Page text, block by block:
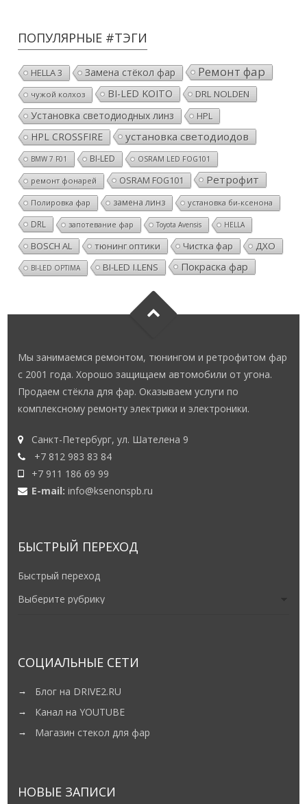
ПОПУЛЯРНЫЕ #ТЭГИ
HELLA 3 Замена стёкол фар Ремонт фар
чужой колхоз BI-LED KOITO DRL NOLDEN
Установка светодиодных линз HPL
HPL CROSSFIRE установка светодиодов
BMW 7 F01 BI-LED OSRAM LED FOG101
ремонт фонарей OSRAM FOG101 Ретрофит
Полировка фар замена линз установка би-ксенона
DRL запотевание фар Toyota Avensis HELLA
BOSCH AL тюнинг оптики Чистка фар ДХО
BI-LED OPTIMA BI-LED I.LENS Покраска фар
Мы занимаемся ремонтом, тюнингом и ретрофитом фар
с 2001 года. Хорошо защищаем автомобили от угона.
Продаем стёкла для фар. Оказываем услуги по
комплексному ремонту электрики и электроники.
Санкт-Петербург, ул. Шателена 9
+7 812 983 83 84
+7 911 186 69 99
E-mail:info@ksenonspb.ru
БЫСТРЫЙ ПЕРЕХОД
Быстрый переход
СОЦИАЛЬНЫЕ СЕТИ
Блог на DRIVE2.RU
Канал на YOUTUBE
Магазин стекол для фар
НОВЫЕ ЗАПИСИ